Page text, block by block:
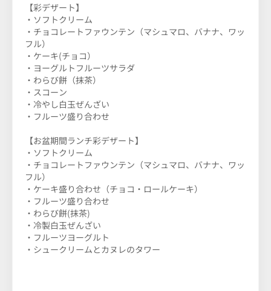
【彩デザート】
・ソフトクリーム
・チョコレートファウンテン（マシュマロ、バナナ、ワッ
フル）
・ケーキ(チョコ）
・ヨーグルトフルーツサラダ
・わらび餅（抹茶）
・スコーン
・冷やし白玉ぜんざい
・フルーツ盛り合わせ
【お盆期間ランチ彩デザート】
・ソフトクリーム
・チョコレートファウンテン（マシュマロ、バナナ、ワッ
フル）
・ケーキ盛り合わせ（チョコ・ロールケーキ）
・フルーツ盛り合わせ
・わらび餅(抹茶)
・冷製白玉ぜんざい
・フルーツヨーグルト
・シュークリームとカヌレのタワー